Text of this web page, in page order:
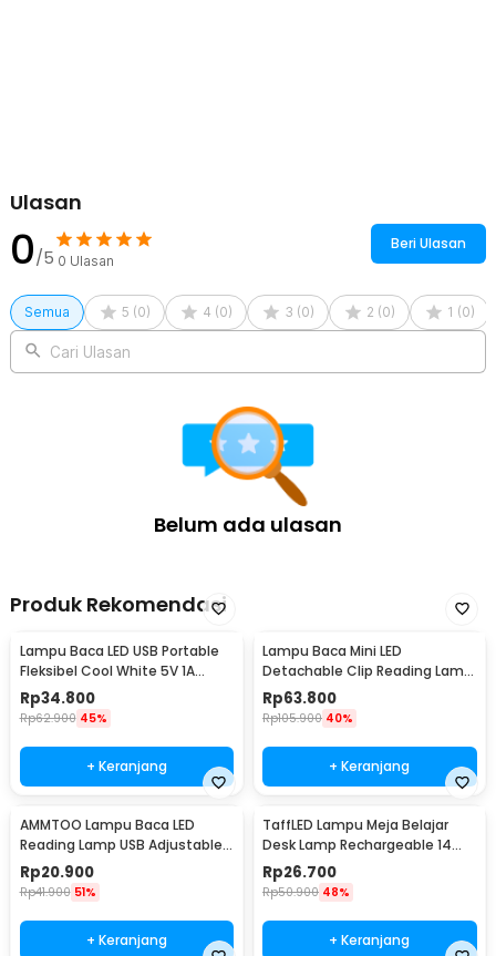
Ulasan
0/5 0 Ulasan
Beri Ulasan
Semua 5 (0) 4 (0) 3 (0) 2 (0) 1 (0)
Cari Ulasan
Belum ada ulasan
Produk Rekomendasi
Lampu Baca LED USB Portable
Fleksibel Cool White 5V 1A
Rechargeable - SST-812
Rp34.800
Rp62.900 45%
+ Keranjang
Lampu Baca Mini LED
Detachable Clip Reading Lamp
3 Color 50 Lumens 3W - KD-20
Rp63.800
Rp105.900 40%
+ Keranjang
AMMTOO Lampu Baca LED
Reading Lamp USB Adjustable
Cool White 5V 1W - T2A
Rp20.900
Rp41.900 51%
+ Keranjang
TaffLED Lampu Meja Belajar
Desk Lamp Rechargeable 14
LED White Light - T301
Rp26.700
Rp50.900 48%
+ Keranjang